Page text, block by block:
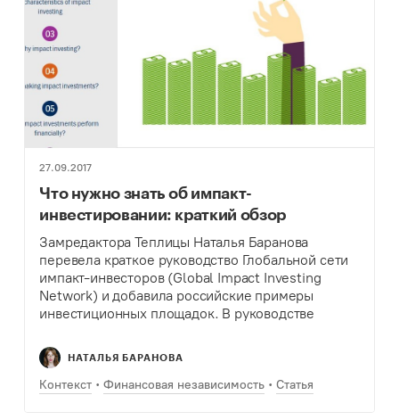
27.09.2017
Что нужно знать об импакт-
инвестировании: краткий обзор
Замредактора Теплицы Наталья Баранова
перевела краткое руководство Глобальной сети
импакт-инвесторов (Global Impact Investing
Network) и добавила российские примеры
инвестиционных площадок. В руководстве
инвестирования.
НАТАЛЬЯ БАРАНОВА
Контекст Финансовая независимость Статья